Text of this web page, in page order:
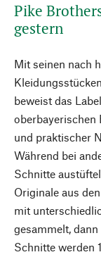
Pike
gestern
Mit seinen nach
beweist das
oberbayerischen
und praktischer
Während bei
Schnitte
Originale aus
mit
gesammelt,
Schnitte werden